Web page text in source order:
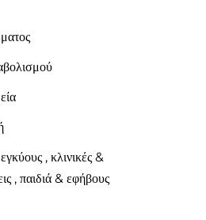
, κλινικές &
, παιδιά & εφήβους